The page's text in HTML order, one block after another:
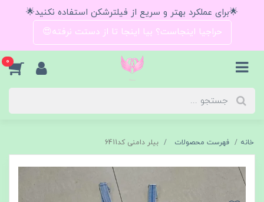
🌟برای عملکرد بهتر و سریع از فیلترشکن استفاده نکنید🌟
حراجیا اینجاست؟ بیا اینجا تا از دستت نرفته😍
0
خانه فهرست محصولات بیلر دامنی کد6411